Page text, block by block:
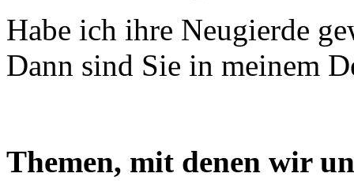
Habe ich ihre Neugierde
Dann sind Sie in meinem
Themen, mit denen wir